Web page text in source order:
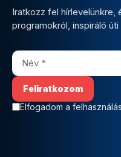
Iratkozz fel hírlevelünkre,
programokról, inspiráló
Elfogadom a